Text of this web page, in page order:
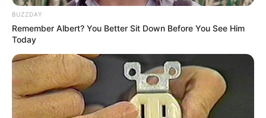
BUZZDAY
Remember Albert? You Better Sit Down Before You See Him
Today